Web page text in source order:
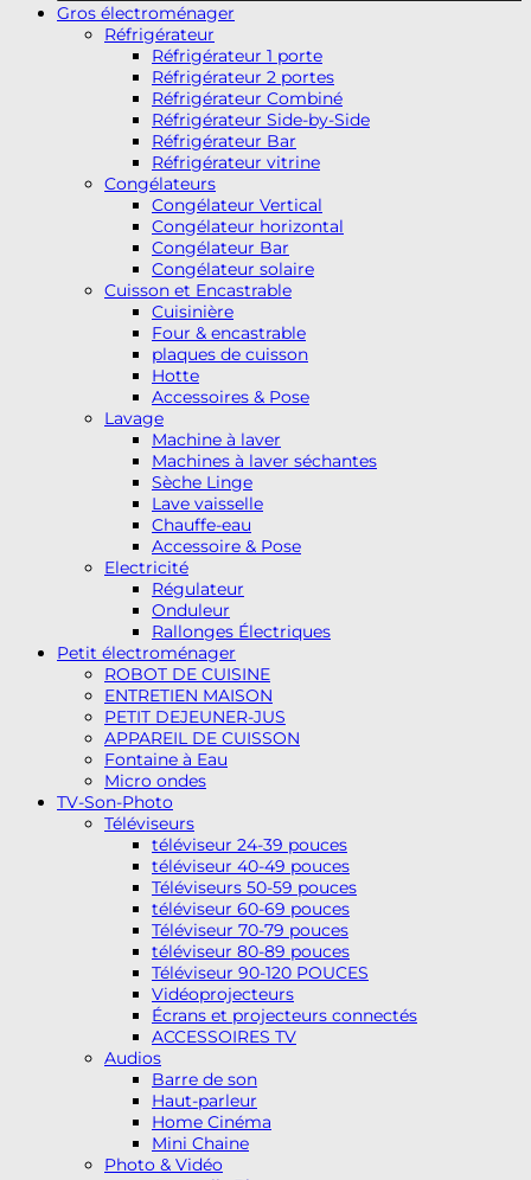
Gros électroménager
Réfrigérateur
Réfrigérateur 1 porte
Réfrigérateur 2 portes
Réfrigérateur Combiné
Réfrigérateur Side-by-Side
Réfrigérateur Bar
Réfrigérateur vitrine
Congélateurs
Congélateur Vertical
Congélateur horizontal
Congélateur Bar
Congélateur solaire
Cuisson et Encastrable
Cuisinière
Four & encastrable
plaques de cuisson
Hotte
Accessoires & Pose
Lavage
Machine à laver
Machines à laver séchantes
Sèche Linge
Lave vaisselle
Chauffe-eau
Accessoire & Pose
Electricité
Régulateur
Onduleur
Rallonges Électriques
Petit électroménager
ROBOT DE CUISINE
ENTRETIEN MAISON
PETIT DEJEUNER-JUS
APPAREIL DE CUISSON
Fontaine à Eau
Micro ondes
TV-Son-Photo
Téléviseurs
téléviseur 24-39 pouces
téléviseur 40-49 pouces
Téléviseurs 50-59 pouces
téléviseur 60-69 pouces
Téléviseur 70-79 pouces
téléviseur 80-89 pouces
Téléviseur 90-120 POUCES
Vidéoprojecteurs
Écrans et projecteurs connectés
ACCESSOIRES TV
Audios
Barre de son
Haut-parleur
Home Cinéma
Mini Chaine
Photo & Vidéo